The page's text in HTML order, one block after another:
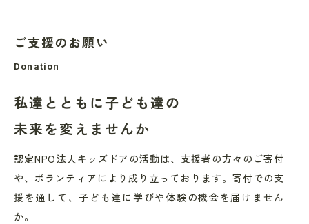
ご支援のお願い
Donation
私達とともに子ども達の
未来を変えませんか
認定NPO法人キッズドアの活動は、支援者の方々のご寄付
や、ボランティアにより成り立っております。寄付での支
援を通して、子ども達に学びや体験の機会を届けません
か。